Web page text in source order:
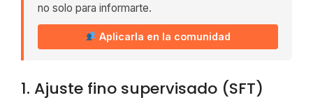
no solo para informarte.
Aplicarla en la comunidad
1. Ajuste fino supervisado (SFT)